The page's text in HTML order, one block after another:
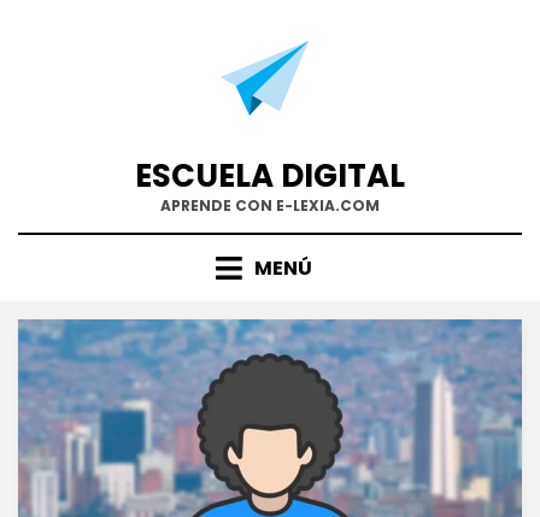
ESCUELA DIGITAL
APRENDE CON E-LEXIA.COM
MENÚ